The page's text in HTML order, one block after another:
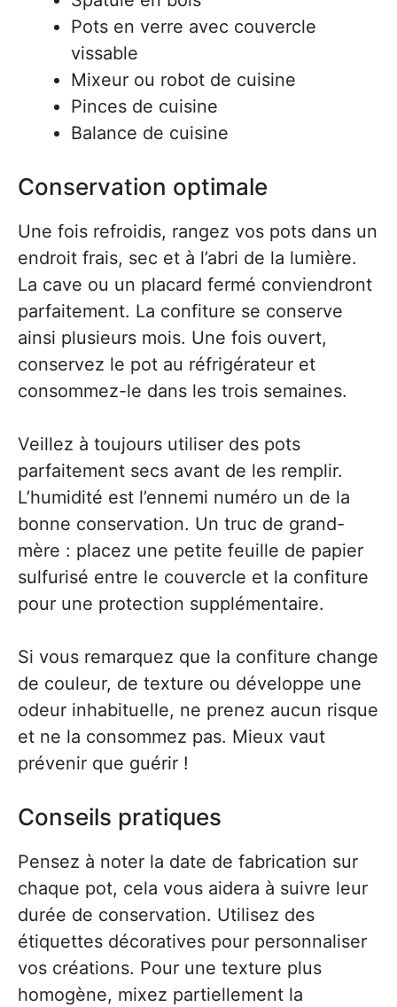
Pots en verre avec couvercle
vissable
Mixeur ou robot de cuisine
Pinces de cuisine
Balance de cuisine
Conservation optimale
Une fois refroidis, rangez vos pots dans un
endroit frais, sec et à l’abri de la lumière.
La cave ou un placard fermé conviendront
parfaitement. La confiture se conserve
ainsi plusieurs mois. Une fois ouvert,
conservez le pot au réfrigérateur et
consommez-le dans les trois semaines.
Veillez à toujours utiliser des pots
parfaitement secs avant de les remplir.
L’humidité est l’ennemi numéro un de la
bonne conservation. Un truc de grand-
mère : placez une petite feuille de papier
sulfurisé entre le couvercle et la confiture
pour une protection supplémentaire.
Si vous remarquez que la confiture change
de couleur, de texture ou développe une
odeur inhabituelle, ne prenez aucun risque
et ne la consommez pas. Mieux vaut
prévenir que guérir !
Conseils pratiques
Pensez à noter la date de fabrication sur
chaque pot, cela vous aidera à suivre leur
durée de conservation. Utilisez des
étiquettes décoratives pour personnaliser
vos créations. Pour une texture plus
homogène, mixez partiellement la